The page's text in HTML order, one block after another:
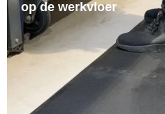
op de werkvloer